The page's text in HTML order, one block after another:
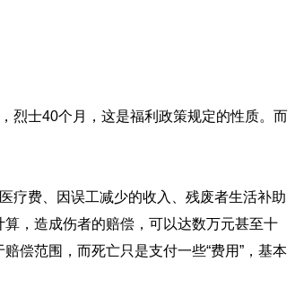
士40个月，这是福利政策规定的性质。而
费、因误工减少的收入、残废者生活补助
，造成伤者的赔偿，可以达数万元甚至十
偿范围，而死亡只是支付一些“费用”，基本